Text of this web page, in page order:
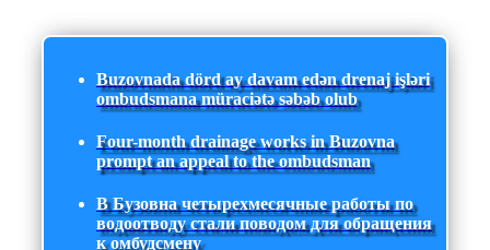
Buzovnada dörd ay davam edən drenaj işləri
ombudsmana müraciətə səbəb olub
Four-month drainage works in Buzovna
prompt an appeal to the ombudsman
В Бузовна четырехмесячные работы по
водоотводу стали поводом для обращения
к омбудсмену